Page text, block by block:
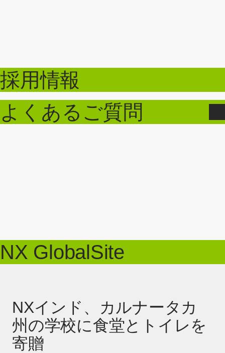
採用情報
よくあるご質問
NX GlobalSite
NXインド、カルナータカ
州の学校に食堂とトイレを
寄贈